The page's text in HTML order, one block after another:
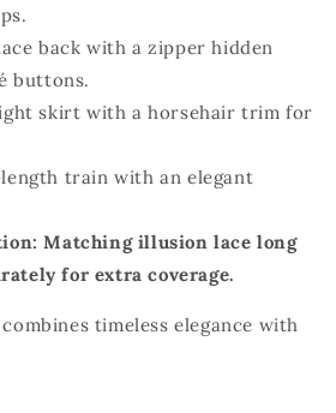
back with a zipper hidden
buttons.
skirt with a horsehair trim for
train with an elegant
Matching illusion lace long
for extra coverage.
timeless elegance with